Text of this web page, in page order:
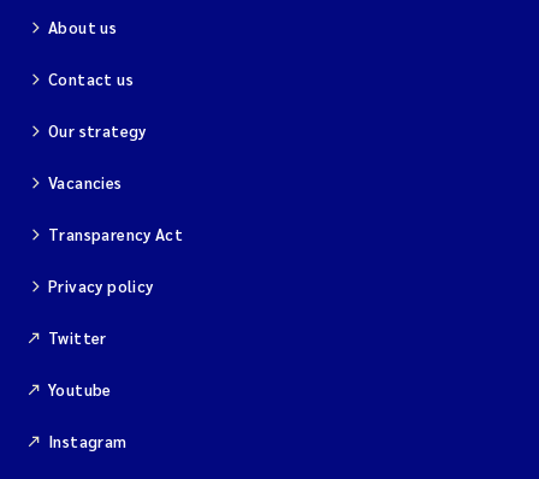
Malcolm Reid
Viviane Girardin
About us
Contact us
Our strategy
Vacancies
Transparency Act
Privacy policy
Twitter
Youtube
Instagram